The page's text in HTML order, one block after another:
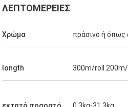
εντυπωσιασμένοι με την
ζωνών που παραγάγατε.
ΛΕΠΤΟΜΈΡΕΙΕΣ
Χρώμα πράσινο ή όπως
longth 300m/roll 200m/